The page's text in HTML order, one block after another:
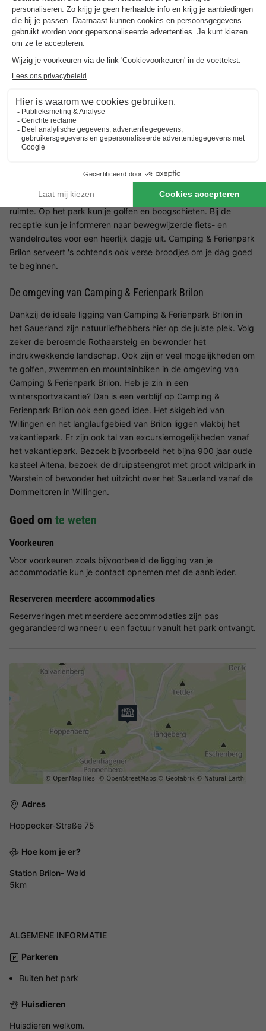
Direct aan natuurpark Rothaarsteig gelegen
Wandelen, skiën en langlaufen
Brilon ligt op 3 km van het Hanzestadje Brilon in Sauerland,
Duitsland. Een prachtige vakantiebestemming met een
uitzonderlijk uitzicht op de bergen van Sauerland. Je kunt je
hier zowel in de zomer als in de winter prima vermaken!
Faciliteiten op Camping & Ferienpark Brilon
Op Camping & Ferienpark Brilon kun je genieten van rust en
ruimte. Op het park kun je golfen en boogschieten. Bij de
receptie kun je informeren naar bewegwijzerde fiets- en
wandelroutes voor een heerlijk dagje uit. Camping & Ferienpark
Brilon serveert 's ochtends ook verse broodjes om je dag goed
te beginnen.
De omgeving van Camping & Ferienpark Brilon
Dankzij de ideale ligging van Camping & Ferienpark Brilon in
het Sauerland zijn natuurliefhebbers hier op de juiste plek. Volg
zeker de beroemde Rothaarsteig en bewonder het
indrukwekkende landschap. Ook zijn er veel mogelijkheden om
te golfen, zwemmen en mountainbiken in de omgeving van
Camping & Ferienpark Brilon. Heb je zin in een
wintersportvakantie? Dan is een verblijf op Camping &
Ferienpark Brilon ook een goed idee. Het skigebied van
Willingen en het langlaufgebied van Brilon liggen vlakbij het
vakantiepark. Er zijn ook tal van excursiemogelijkheden vanaf
het vakantiepark. Bezoek bijvoorbeeld het bijna 900 jaar oude
kasteel Altena, bezoek de druipsteengrot met groot wildpark in
Warstein of bewonder het uitzicht over het Sauerland vanaf de
Dommeltoren in Willingen.
Goed om te weten
Voorkeuren
Voor voorkeuren zoals bijvoorbeeld de ligging van je
accommodatie kun je contact opnemen met de aanbieder.
Reserveren meerdere accommodaties
Reserveringen met meerdere accommodaties zijn pas
gegarandeerd wanneer u een factuur vanuit het park ontvangt.
Adres
Hoppecker-Straße 75
Hoe kom je er?
Station Brilon- Wald
5km
ALGEMENE INFORMATIE
Parkeren
Buiten het park
Huisdieren
Huisdieren welkom.